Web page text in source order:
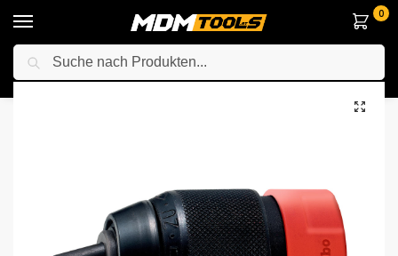
0
Startseite / Zubehör & Handwerkzeuge